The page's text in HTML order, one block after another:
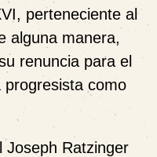
perteneciente al
alguna manera,
renuncia para el
progresista como
Joseph Ratzinger